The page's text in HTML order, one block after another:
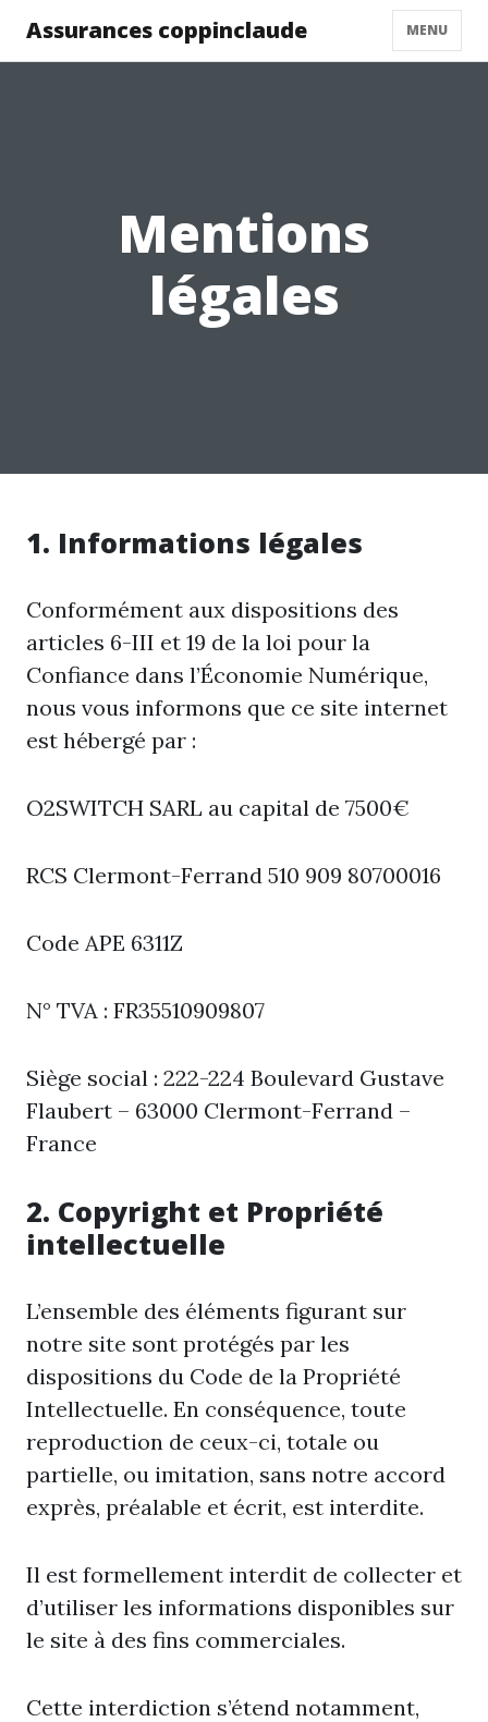
Assurances coppinclaude MENU
Mentions
légales
1. Informations légales
Conformément aux dispositions des
articles 6-III et 19 de la loi pour la
Confiance dans l’Économie Numérique,
nous vous informons que ce site internet
est hébergé par :
O2SWITCH SARL au capital de 7500€
RCS Clermont-Ferrand 510 909 80700016
Code APE 6311Z
N° TVA : FR35510909807
Siège social : 222-224 Boulevard Gustave
Flaubert – 63000 Clermont-Ferrand –
France
2. Copyright et Propriété
intellectuelle
L’ensemble des éléments figurant sur
notre site sont protégés par les
dispositions du Code de la Propriété
Intellectuelle. En conséquence, toute
reproduction de ceux-ci, totale ou
partielle, ou imitation, sans notre accord
exprès, préalable et écrit, est interdite.
Il est formellement interdit de collecter et
d’utiliser les informations disponibles sur
le site à des fins commerciales.
Cette interdiction s’étend notamment,